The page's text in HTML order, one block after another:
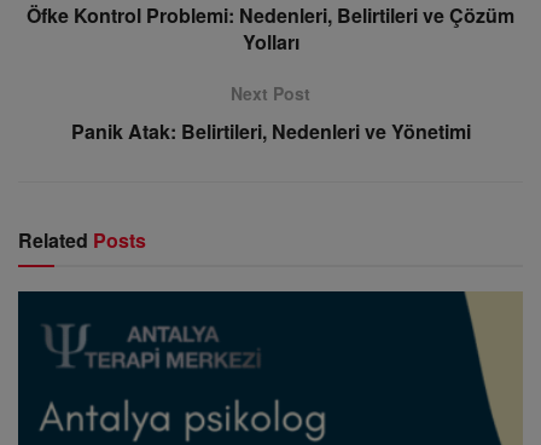
Öfke Kontrol Problemi: Nedenleri, Belirtileri ve Çözüm
Yolları
Next Post
Panik Atak: Belirtileri, Nedenleri ve Yönetimi
Related Posts